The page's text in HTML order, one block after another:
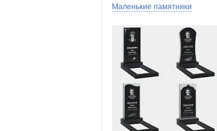
Маленькие памятники